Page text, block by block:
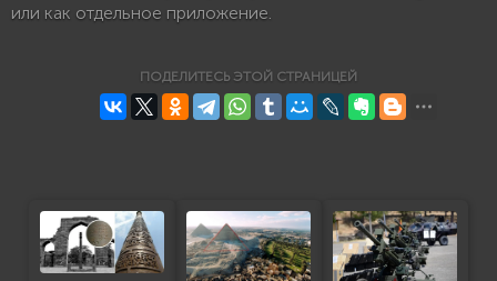
или как отдельное приложение.
ПОДЕЛИТЕСЬ ЭТОЙ СТРАНИЦЕЙ